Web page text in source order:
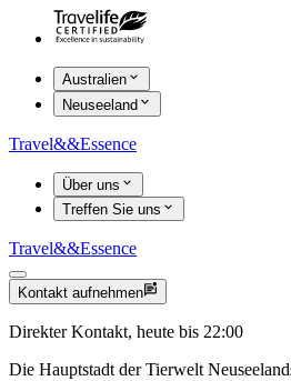
Australien
Neuseeland
Travel&&Essence
Über uns
Treffen Sie uns
Travel&&Essence
Kontakt aufnehmen
Direkter Kontakt, heute bis 22:00
Die Hauptstadt der Tierwelt